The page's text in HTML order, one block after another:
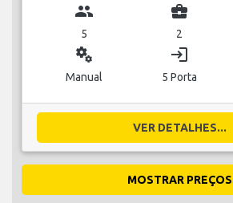
group
5
business_center
2
miscellaneous_services
Manual
login
5 Porta
VER DETALHES...
MOSTRAR PREÇOS